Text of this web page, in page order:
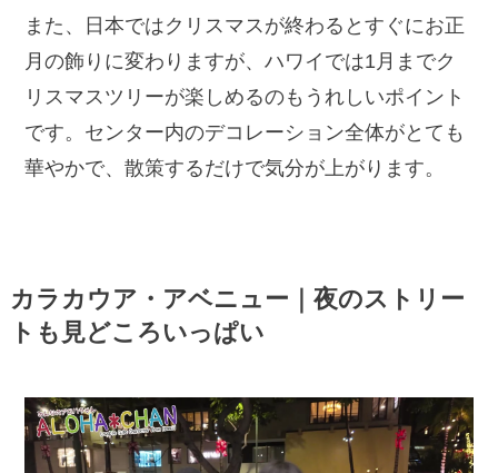
また、日本ではクリスマスが終わるとすぐにお正
月の飾りに変わりますが、ハワイでは1月までク
リスマスツリーが楽しめるのもうれしいポイント
です。センター内のデコレーション全体がとても
華やかで、散策するだけで気分が上がります。
カラカウア・アベニュー｜夜のストリー
トも見どころいっぱい